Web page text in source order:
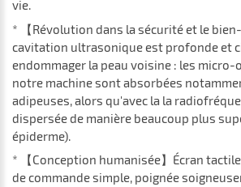
vie.
* 【Révolution dans la sécurité et le
cavitation ultrasonique est profonde et
endommager la peau voisine : les micro-
notre machine sont absorbées
adipeuses, alors qu'avec la la
dispersée de manière beaucoup plus
épiderme).
* 【Conception humanisée】Écran
de commande simple, poignée